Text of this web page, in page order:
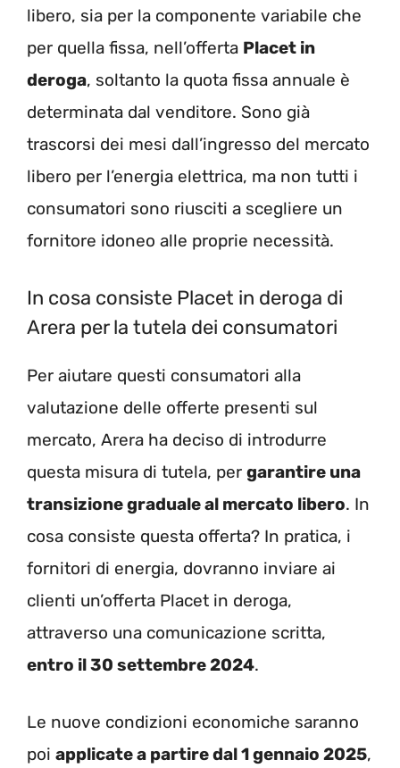
libero, sia per la componente variabile che
per quella fissa, nell’offerta Placet in
deroga, soltanto la quota fissa annuale è
determinata dal venditore. Sono già
trascorsi dei mesi dall’ingresso del mercato
libero per l’energia elettrica, ma non tutti i
consumatori sono riusciti a scegliere un
fornitore idoneo alle proprie necessità.
In cosa consiste Placet in deroga di
Arera per la tutela dei consumatori
Per aiutare questi consumatori alla
valutazione delle offerte presenti sul
mercato, Arera ha deciso di introdurre
questa misura di tutela, per garantire una
transizione graduale al mercato libero. In
cosa consiste questa offerta? In pratica, i
fornitori di energia, dovranno inviare ai
clienti un’offerta Placet in deroga,
attraverso una comunicazione scritta,
entro il 30 settembre 2024.
Le nuove condizioni economiche saranno
poi applicate a partire dal 1 gennaio 2025,